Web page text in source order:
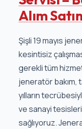
Alım
Şişli 19 mayıs
kesintisiz
gerekli tüm
jeneratör bakım,
yılların
ve sanayi
sağlıyoruz.